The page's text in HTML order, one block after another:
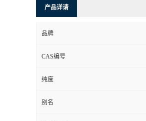
产品详请
品牌
CAS编号
纯度
别名